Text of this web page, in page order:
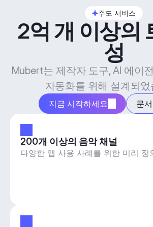
주도 서비스
2억 개 이상의
성
Mubert는 제작자 도구, AI 에이
자동화를 위해 설계되었
지금 시작하세요 문
200개 이상의 음악 채널
다양한 앱 사용 사례를 위한 미리 정